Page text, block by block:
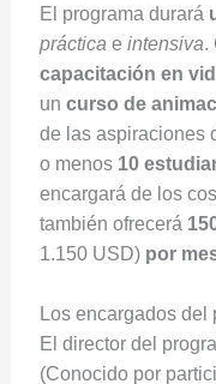
El programa durará
práctica e intensiva.
capacitación en
un curso de
de las aspiraciones
o menos 10
encargará de los
también ofrecerá
1.150 USD) por
Los encargados del
El director del
(Conocido por